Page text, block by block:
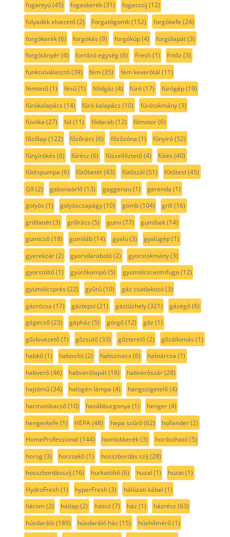
fogantyú(45) fogaskerék(31) fogasszíj (12)
folyadék elvezető(2) Forgatógomb(152) forgókefe (24)
forgókerék(6) forgókés (9) forgókúp(4) forgólapát(3)
forgótányér(4) forrázó egység(6) Fresh(1) fritőz (3)
funkcióválasztó(39) fém(35) fém keverőtál (11)
fémtető(1) fésű(1) földgáz (4) fúró(17) fúrógép(19)
fúrókalapács (14) fúró kalapács (10) fúrótokmány(3)
fúvóka (27) fül (11) fődarab(12) főmotor(6)
főzőlap(122) főzőrács (6) főzőzóna (1) fűnyíró(52)
fűnyírókés (6) fűrész (6) fűszellőztető(4) fűtés (40)
fűtéspumpa (6) fűtőbetét(43) fűtőszál (51) fűtőtest(45)
G9(2) gabonaörlő(13) gaggenau(1) gerenda (1)
golyós (1) golyóscsapágy(10) gomb(104) grill (16)
grillbetét(3) grillrács (5) gumi (77) gumibak(14)
gumicső(18) gumiláb(14) gyalu(3) gyalugép(1)
gyerekzár(2) gyorsdaraboló(2) gyorstokmány(3)
gyorstöltő(1) gyúrókampó(5) gyümölcscentrifuga (12)
gyümölcsprés (22) gyűrű(10) gáz csatlakozó(3)
gázrózsa (17) gáztepsi (21) gáztűzhely(321) gázégő(6)
gégecső(23) gépház (5) görgő(12) gőz (1)
gőzkivezető(1) gőzsütő(33) gőzterelő(2) gőzállomás (1)
habkő(1) habosító(2) habszivacs (6) habtárcsa (1)
habverő(46) habverőlapát(18) habverőszár(28)
hajtómű(34) halogén lámpa (4) hangszigetelő(4)
harmonikacső(10) hasábburgonya (1) henger(4)
hengerkefe (1) HEPA (48) hepa szűrő(62) hollander(2)
HomeProfessional (144) homlokkerék(3) hordozható(5)
horog(3) horzsakő(1) hosszbordás szíj (28)
hosszbordásszíj (16) hurkatöltő(6) huzal (1) huzat(1)
HydroFresh(1) hyperFresh(3) hálózati kábel (1)
három(2) hátlap(2) hátsó(7) ház (1) házrész (63)
húsdaráló(189) húsdaráló ház (15) húshőmérő(1)